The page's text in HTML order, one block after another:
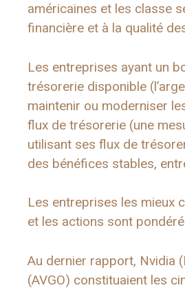
américaines et les classe
financière et à la qualité
Les entreprises ayant un
trésorerie disponible
maintenir ou moderniser
flux de trésorerie (une
utilisant ses flux de
des bénéfices stables,
Les entreprises les mieux
et les actions sont
Au dernier rapport, Nvidia
(AVGO) constituaient les